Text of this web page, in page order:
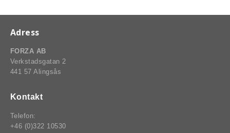
Adress
FORZA AB
Verkstadsgatan 2
441 57 Alingsås
Kontakt
Telefon:
+46 (0)322 10530